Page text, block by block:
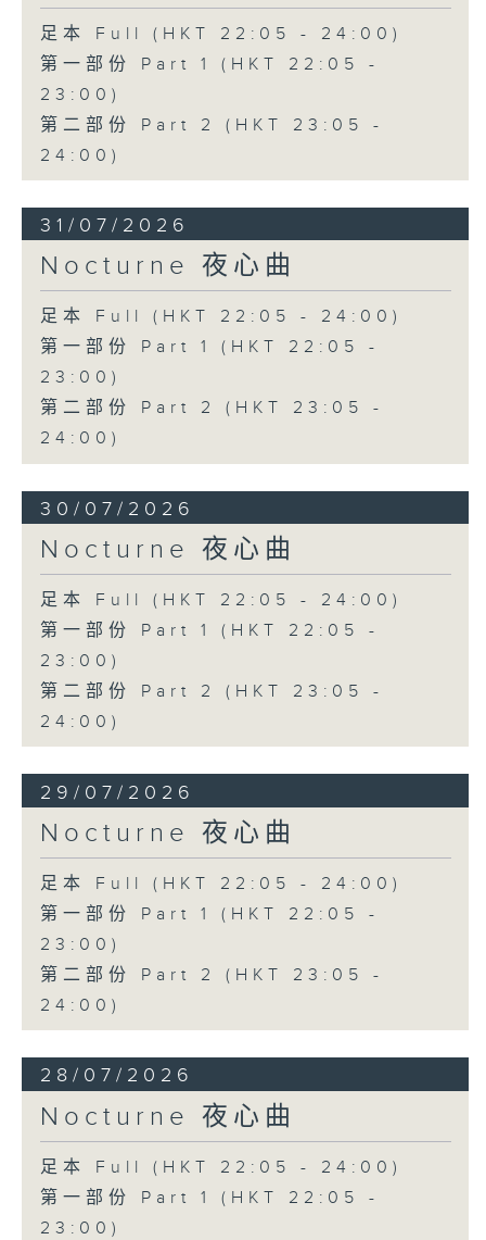
足本 Full (HKT 22:05 - 24:00)
第一部份 Part 1 (HKT 22:05 -
23:00)
第二部份 Part 2 (HKT 23:05 -
24:00)
31/07/2026
Nocturne 夜心曲
足本 Full (HKT 22:05 - 24:00)
第一部份 Part 1 (HKT 22:05 -
23:00)
第二部份 Part 2 (HKT 23:05 -
24:00)
30/07/2026
Nocturne 夜心曲
足本 Full (HKT 22:05 - 24:00)
第一部份 Part 1 (HKT 22:05 -
23:00)
第二部份 Part 2 (HKT 23:05 -
24:00)
29/07/2026
Nocturne 夜心曲
足本 Full (HKT 22:05 - 24:00)
第一部份 Part 1 (HKT 22:05 -
23:00)
第二部份 Part 2 (HKT 23:05 -
24:00)
28/07/2026
Nocturne 夜心曲
足本 Full (HKT 22:05 - 24:00)
第一部份 Part 1 (HKT 22:05 -
23:00)